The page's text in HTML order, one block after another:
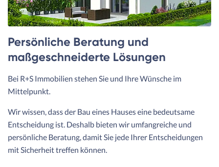
Persönliche Beratung und
maßgeschneiderte Lösungen
Bei R+S Immobilien stehen Sie und Ihre Wünsche im
Mittelpunkt.
Wir wissen, dass der Bau eines Hauses eine bedeutsame
Entscheidung ist. Deshalb bieten wir umfangreiche und
persönliche Beratung, damit Sie jede Ihrer Entscheidungen
mit Sicherheit treffen können.